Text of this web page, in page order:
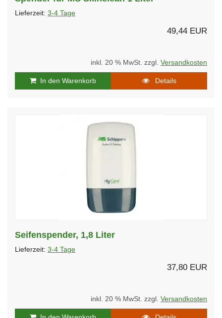
Lieferzeit: 3-4 Tage
49,44 EUR
inkl. 20 % MwSt. zzgl. Versandkosten
In den Warenkorb Details
Seifenspender, 1,8 Liter
Lieferzeit: 3-4 Tage
37,80 EUR
inkl. 20 % MwSt. zzgl. Versandkosten